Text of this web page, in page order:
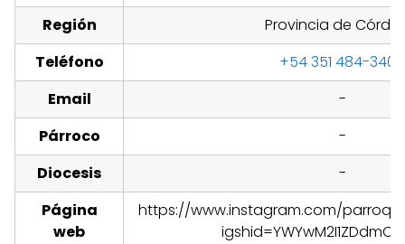
Región
Provincia de
Teléfono
+54 351 484-3408
Email
-
Párroco
-
Diocesis
-
Página
web
https://www.instagram.com/